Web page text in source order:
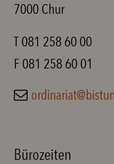
7000 Chur
T 081 258 60 00
F 081 258 60 01
Bürozeiten